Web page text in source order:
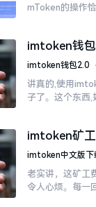
mToken的操作
据助记词来生成
imtoken钱
过的坑和保
imtoken钱包2.0 ⋅
讲真的,使用
子了。这个东西,
却提心吊胆、神
imtoken矿
消？老手教
imtoken中文版下
老实讲，这矿工
令人心烦。每一